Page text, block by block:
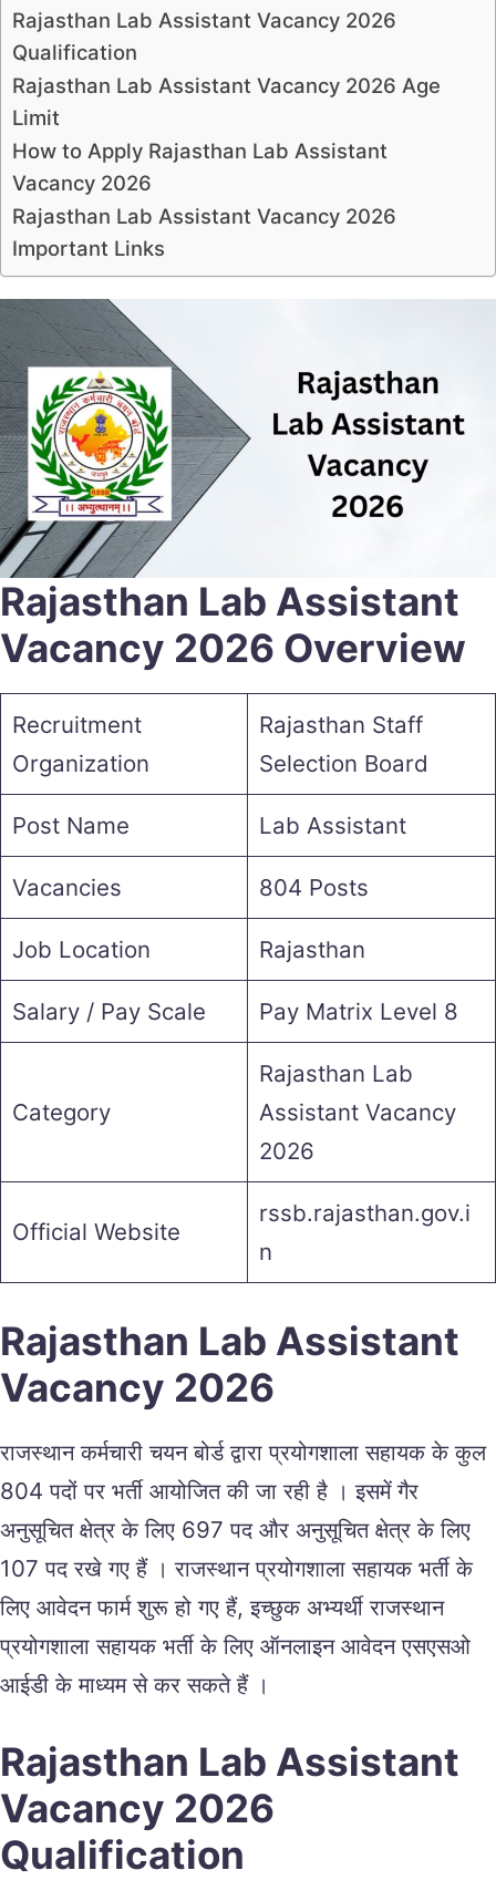
Rajasthan Lab Assistant Vacancy 2026
Qualification
Rajasthan Lab Assistant Vacancy 2026 Age
Limit
How to Apply Rajasthan Lab Assistant
Vacancy 2026
Rajasthan Lab Assistant Vacancy 2026
Important Links
Rajasthan Lab Assistant
Vacancy 2026 Overview
Recruitment
Organization
Rajasthan Staff
Selection Board
Post Name Lab Assistant
Vacancies 804 Posts
Job Location Rajasthan
Salary / Pay Scale Pay Matrix Level 8
Category
Rajasthan Lab
Assistant Vacancy
2026
Official Website
rssb.rajasthan.gov.i
n
Rajasthan Lab Assistant
Vacancy 2026
राजस्थान कर्मचारी चयन बोर्ड द्वारा प्रयोगशाला सहायक के कुल
804 पदों पर भर्ती आयोजित की जा रही है । इसमें गैर
अनुसूचित क्षेत्र के लिए 697 पद और अनुसूचित क्षेत्र के लिए
107 पद रखे गए हैं । राजस्थान प्रयोगशाला सहायक भर्ती के
लिए आवेदन फार्म शुरू हो गए हैं, इच्छुक अभ्यर्थी राजस्थान
प्रयोगशाला सहायक भर्ती के लिए ऑनलाइन आवेदन एसएसओ
आईडी के माध्यम से कर सकते हैं ।
Rajasthan Lab Assistant
Vacancy 2026
Qualification